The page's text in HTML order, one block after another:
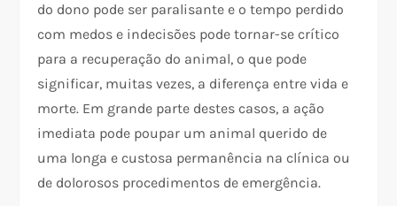
do dono pode ser paralisante e o tempo perdido
com medos e indecisões pode tornar-se crítico
para a recuperação do animal, o que pode
significar, muitas vezes, a diferença entre vida e
morte. Em grande parte destes casos, a ação
imediata pode poupar um animal querido de
uma longa e custosa permanência na clínica ou
de dolorosos procedimentos de emergência.